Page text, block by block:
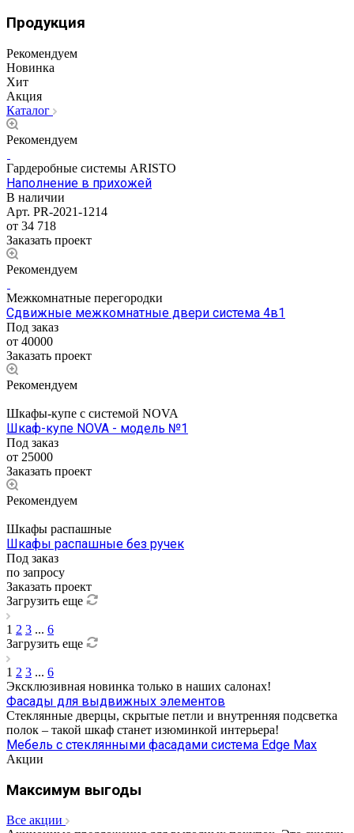
Продукция
Рекомендуем
Новинка
Хит
Акция
Каталог
Рекомендуем
Гардеробные системы ARISTO
Наполнение в прихожей
В наличии
Арт. PR-2021-1214
от 34 718
Заказать проект
Рекомендуем
Межкомнатные перегородки
Сдвижные межкомнатные двери система 4в1
Под заказ
от 40000
Заказать проект
Рекомендуем
Шкафы-купе с системой NOVA
Шкаф-купе NOVA - модель №1
Под заказ
от 25000
Заказать проект
Рекомендуем
Шкафы распашные
Шкафы распашные без ручек
Под заказ
по запросу
Заказать проект
Загрузить еще
1 2 3 ... 6
Загрузить еще
1 2 3 ... 6
Эксклюзивная новинка только в наших салонах!
Фасады для выдвижных элементов
Стеклянные дверцы, скрытые петли и внутренняя подсветка
полок – такой шкаф станет изюминкой интерьера!
Мебель с стеклянными фасадами система Edge Max
Акции
Максимум выгоды
Все акции